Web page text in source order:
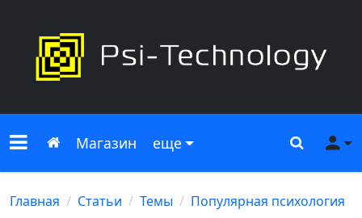
Меню сайта
Главная
Магазин еще Поиск
Главная Статьи Темы Популярная психология